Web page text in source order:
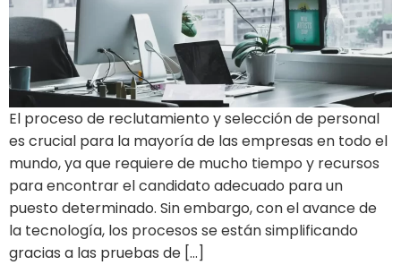
El proceso de reclutamiento y selección de personal
es crucial para la mayoría de las empresas en todo el
mundo, ya que requiere de mucho tiempo y recursos
para encontrar el candidato adecuado para un
puesto determinado. Sin embargo, con el avance de
la tecnología, los procesos se están simplificando
gracias a las pruebas de […]